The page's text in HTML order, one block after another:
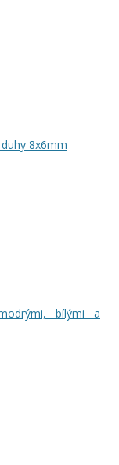
8x6mm
bílými a